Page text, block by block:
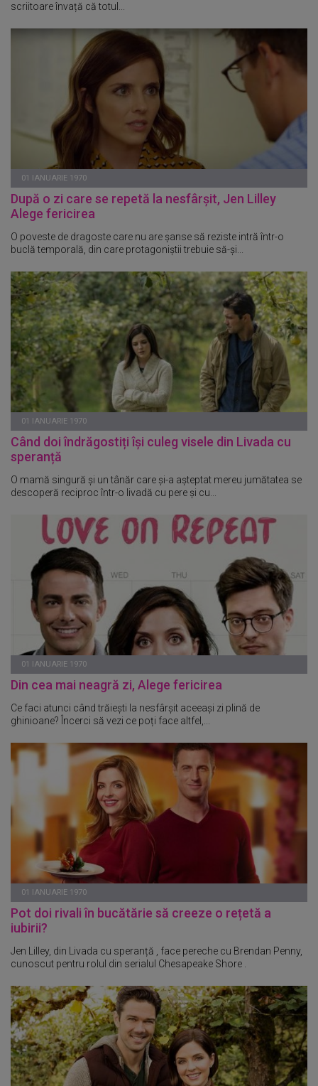
scriitoare învață că totul...
01 IANUARIE 1970
După o zi care se repetă la nesfârșit, Jen Lilley
Alege fericirea
O poveste de dragoste care nu are șanse să reziste intră într-o
buclă temporală, din care protagoniștii trebuie să-și...
01 IANUARIE 1970
Când doi îndrăgostiți își culeg visele din Livada cu
speranță
O mamă singură și un tânăr care și-a așteptat mereu jumătatea se
descoperă reciproc într-o livadă cu pere și cu...
01 IANUARIE 1970
Din cea mai neagră zi, Alege fericirea
Ce faci atunci când trăiești la nesfârșit aceeași zi plină de
ghinioane? Încerci să vezi ce poți face altfel,...
01 IANUARIE 1970
Pot doi rivali în bucătărie să creeze o rețetă a
iubirii?
Jen Lilley, din Livada cu speranță , face pereche cu Brendan Penny,
cunoscut pentru rolul din serialul Chesapeake Shore .